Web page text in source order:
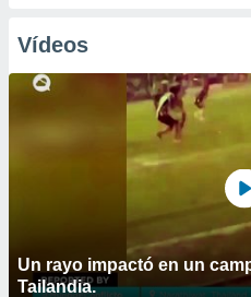
Vídeos
Un rayo impactó en un
Tailandia.